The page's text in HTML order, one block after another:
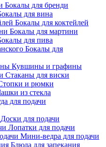
Бокалы для бренди
для вина
Бокалы для коктейлей
Бокалы для мартини
для пива
Бокалы для
Кувшины и графины
Стаканы для виски
и рюмки
из стекла
для подачи
Доски для подачи
Лопатки для подачи
Мини-ведра для подачи
Блюда для запекания